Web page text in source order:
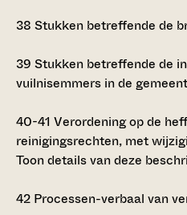
38 Stukken betreffende de
39 Stukken betreffende de
vuilnisemmers in de
40-41 Verordening op de
reinigingsrechten, met
Toon details van deze
42 Processen-verbaal van